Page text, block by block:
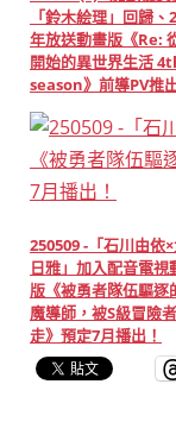
「鈴木絵理」回歸、
年放送動畫版《Re:
開始的異世界生活
season》前導PV推
250509 -「石川由依
日雅」加入配音電視
版《被勇者隊伍驅逐
魔導師，被S級冒險
走》預定7月播出！